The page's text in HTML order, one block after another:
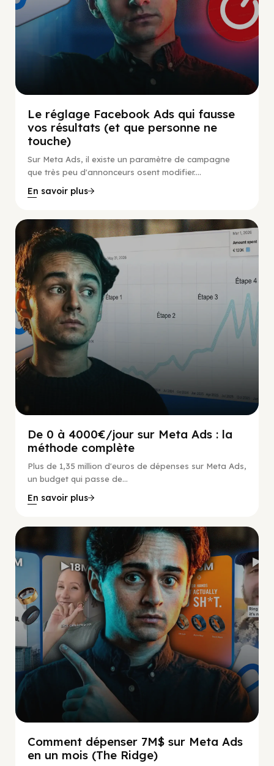
Le réglage Facebook Ads qui fausse
vos résultats (et que personne ne
touche)
Sur Meta Ads, il existe un paramètre de campagne
que très peu d'annonceurs osent modifier....
En savoir plus
De 0 à 4000€/jour sur Meta Ads : la
méthode complète
Plus de 1,35 million d'euros de dépenses sur Meta Ads,
un budget qui passe de...
En savoir plus
Social Scaling
Comment dépenser 7M$ sur Meta Ads
en un mois (The Ridge)